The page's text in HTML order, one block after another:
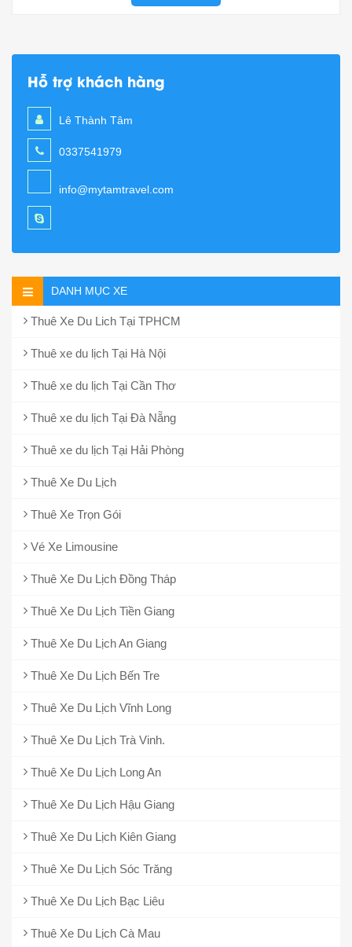
Hỗ trợ khách hàng
Lê Thành Tâm
0337541979
info@mytamtravel.com
DANH MỤC XE
Thuê Xe Du Lich Tại TPHCM
Thuê xe du lịch Tại Hà Nội
Thuê xe du lịch Tại Cần Thơ
Thuê xe du lịch Tại Đà Nẵng
Thuê xe du lịch Tại Hải Phòng
Thuê Xe Du Lịch
Thuê Xe Trọn Gói
Vé Xe Limousine
Thuê Xe Du Lịch Đồng Tháp
Thuê Xe Du Lịch Tiền Giang
Thuê Xe Du Lịch An Giang
Thuê Xe Du Lịch Bến Tre
Thuê Xe Du Lịch Vĩnh Long
Thuê Xe Du Lịch Trà Vinh.
Thuê Xe Du Lịch Long An
Thuê Xe Du Lịch Hậu Giang
Thuê Xe Du Lịch Kiên Giang
Thuê Xe Du Lịch Sóc Trăng
Thuê Xe Du Lịch Bạc Liêu
Thuê Xe Du Lịch Cà Mau